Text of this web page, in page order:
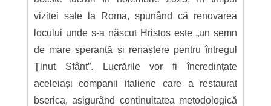
vizitei sale la Roma, spunând că renovarea
locului unde s-a născut Hristos este „un semn
de mare speranță și renaștere pentru întregul
Ținut Sfânt”. Lucrările vor fi încredințate
aceleiași companii italiene care a restaurat
bserica, asigurând continuitatea metodologică